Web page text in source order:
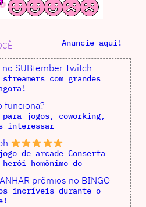
Anuncie aqui!
SUBtember Twitch
com grandes
funciona?
para jogos, coworking,
interessar
de arcade Conserta
homônimo do
prêmios no BINGO
incríveis durante o